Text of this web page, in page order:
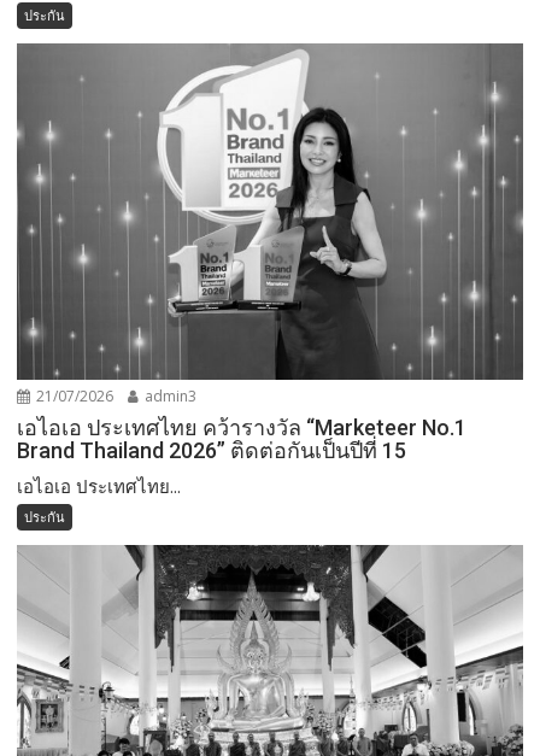
ประกัน
21/07/2026 admin3
เอไอเอ ประเทศไทย คว้ารางวัล “Marketeer No.1
Brand Thailand 2026” ติดต่อกันเป็นปีที่ 15
เอไอเอ ประเทศไทย...
ประกัน